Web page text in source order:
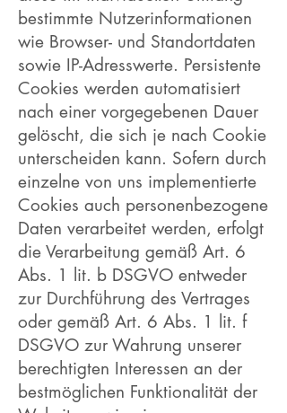
bestimmte Nutzerinformationen
wie Browser- und Standortdaten
sowie IP-Adresswerte. Persistente
Cookies werden automatisiert
nach einer vorgegebenen Dauer
gelöscht, die sich je nach Cookie
unterscheiden kann. Sofern durch
einzelne von uns implementierte
Cookies auch personenbezogene
Daten verarbeitet werden, erfolgt
die Verarbeitung gemäß Art. 6
Abs. 1 lit. b DSGVO entweder
zur Durchführung des Vertrages
oder gemäß Art. 6 Abs. 1 lit. f
DSGVO zur Wahrung unserer
berechtigten Interessen an der
bestmöglichen Funktionalität der